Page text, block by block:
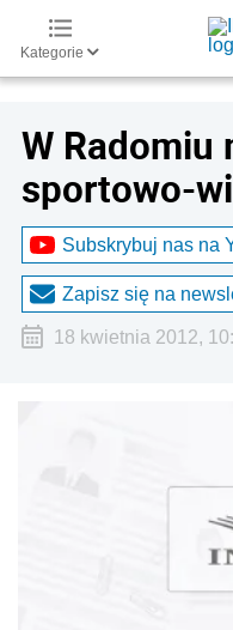
Kategorie
W Radomiu
sportowo-
Subskrybuj nas na
Zapisz się na
18 kwietnia 2012,